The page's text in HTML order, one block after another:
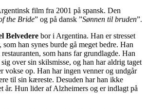
film fra 2001 på spansk. Den
the Bride” og på dansk ”Sønnen til bruden”.
Belvedere bor i Argentina. Han er stresset
han synes burde gå meget bedre. Han
som hans far grundlagde. Han
over sin skilsmisse, og han har aldrig taget
vokse op. Han har ingen venner og undgår
til sin kæreste. Desuden har han ikke
år. Hun lider af Alzheimers og er indlagt på